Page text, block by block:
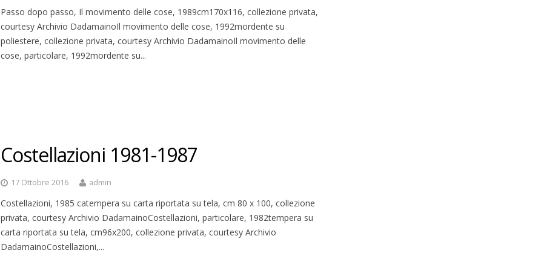
Passo dopo passo, Il movimento delle cose, 1989cm170x116, collezione privata,
courtesy Archivio DadamainoIl movimento delle cose, 1992mordente su
poliestere, collezione privata, courtesy Archivio DadamainoIl movimento delle
cose, particolare, 1992mordente su...
Costellazioni 1981-1987
17 Ottobre 2016 admin
Costellazioni, 1985 catempera su carta riportata su tela, cm 80 x 100, collezione
privata, courtesy Archivio DadamainoCostellazioni, particolare, 1982tempera su
carta riportata su tela, cm96x200, collezione privata, courtesy Archivio
DadamainoCostellazioni,...